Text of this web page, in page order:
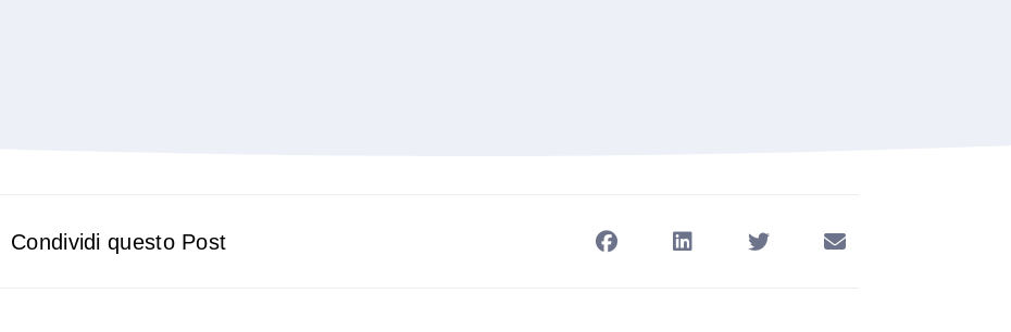
Condividi questo Post